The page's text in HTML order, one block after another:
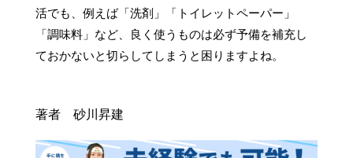
活でも、例えば「洗剤」「トイレットペーパー」
「調味料」など、良く使うものは必ず予備を補充し
ておかないと切らしてしまうと困りますよね。
著者 砂川昇建